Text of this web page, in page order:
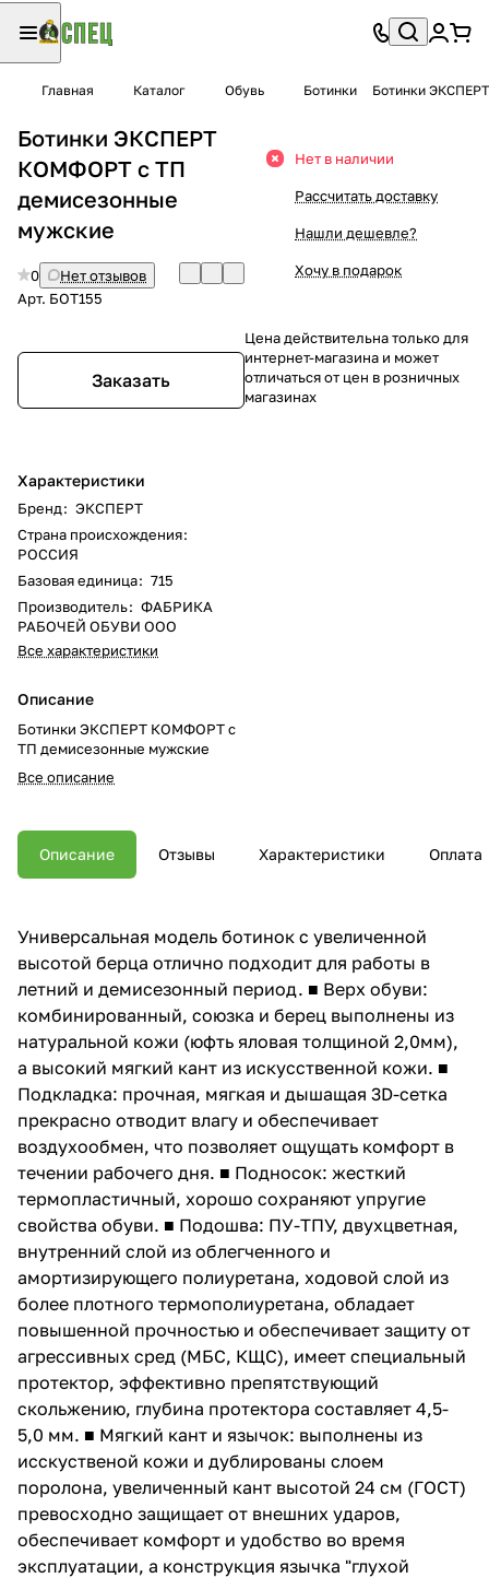
Главная Каталог Обувь Ботинки Ботинки
Ботинки ЭКСПЕРТ
КОМФОРТ с ТП
демисезонные
мужские
0
Нет отзывов
Арт. БОТ155
Заказать
Характеристики
Бренд: ЭКСПЕРТ
Страна происхождения:
РОССИЯ
Базовая единица: 715
Производитель: ФАБРИКА
РАБОЧЕЙ ОБУВИ ООО
Все характеристики
Описание
Ботинки ЭКСПЕРТ КОМФОРТ с
ТП демисезонные мужские
Все описание
Нет в наличии
Рассчитать доставку
Нашли дешевле?
Хочу в подарок
Цена действительна только для
интернет-магазина и может
отличаться от цен в розничных
магазинах
Описание Отзывы Характеристики Оплата
Универсальная модель ботинок с увеличенной
высотой берца отлично подходит для работы в
летний и демисезонный период. ■ Верх обуви:
комбинированный, союзка и берец выполнены из
натуральной кожи (юфть яловая толщиной 2,0мм),
а высокий мягкий кант из искусственной кожи. ■
Подкладка: прочная, мягкая и дышащая 3D-сетка
прекрасно отводит влагу и обеспечивает
воздухообмен, что позволяет ощущать комфорт в
течении рабочего дня. ■ Подносок: жесткий
термопластичный, хорошо сохраняют упругие
свойства обуви. ■ Подошва: ПУ-ТПУ, двухцветная,
внутренний слой из облегченного и
амортизирующего полиуретана, ходовой слой из
более плотного термополиуретана, обладает
повышенной прочностью и обеспечивает защиту от
агрессивных сред (МБС, КЩС), имеет специальный
протектор, эффективно препятствующий
скольжению, глубина протектора составляет 4,5-
5,0 мм. ■ Мягкий кант и язычок: выполнены из
исскуственой кожи и дублированы слоем
поролона, увеличенный кант высотой 24 см (ГОСТ)
превосходно защищает от внешних ударов,
обеспечивает комфорт и удобство во время
эксплуатации, а конструкция язычка "глухой